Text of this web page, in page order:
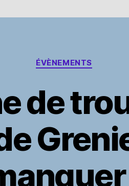
Catégories
ÉVÈNEMENTS
de